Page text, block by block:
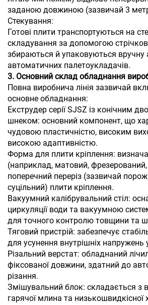
заданою довжиною (зазвичай 3
Стекування:
Готові плити транспортуються на
складування за допомогою
збираються й упаковуються
автоматичних палетоукладачів.
3. Основний склад обладнання
Повна виробнича лінія зазвичай
основне обладнання:
Екструдер серії SJSZ із конічним
шнеком: основний компонент, що
чудовою пластичністю, високим
високою адаптивністю.
Форма для плити кріплення:
(наприклад, матовий,
поперечний переріз (зазвичай
суцільний) плити кріплення.
Вакуумний калібрувальний стіл:
циркуляції води та вакуумною
для точного контролю товщини та
Тяговий пристрій: забезпечує
для усунення внутрішніх напружень
Різальний верстат: обладнаний
фіксованої довжини, здатний до
різання.
Змішувальний блок: складається з
гарячої млина та низькошвидкісної